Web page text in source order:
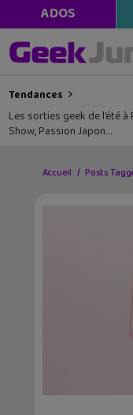
ADOS
Tendances
Les sorties geek de l’été
Show, Passion Japon…
Accueil Posts